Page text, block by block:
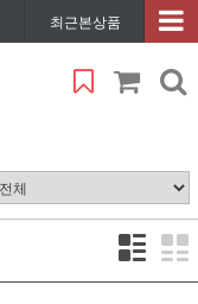
최근본상품